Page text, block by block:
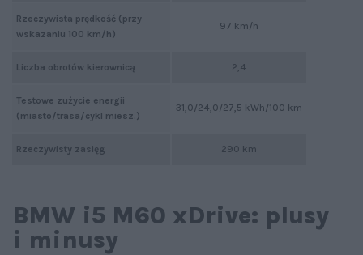
97 km/h
2,4
31,0/24,0/27,5 kWh/100 km
290 km
Rzeczywista prędkość (przy
wskazaniu 100 km/h)
Liczba obrotów kierownicą
Testowe zużycie energii
(miasto/trasa/cykl miesz.)
Rzeczywisty zasięg
BMW i5 M60 xDrive: plusy
i minusy